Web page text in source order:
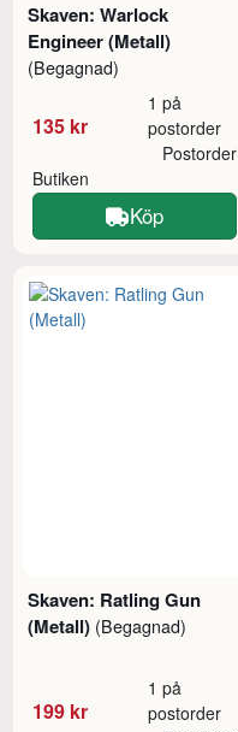
Skaven: Warlock
Engineer (Metall)
(Begagnad)
135 kr
1 på
postorder
Butiken
Postorder
Köp
Skaven: Ratling Gun
(Metall) (Begagnad)
199 kr
1 på
postorder